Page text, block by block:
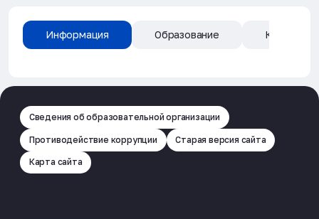
Информация Образование
Сведения об образовательной организации
Противодействие коррупции Старая версия сайта
Карта сайта